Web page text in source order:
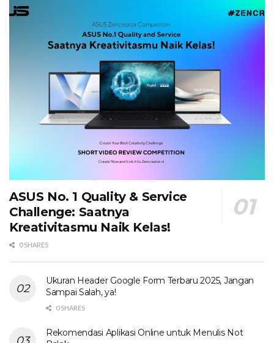
ASUS No. 1 Quality & Service
Challenge: Saatnya
Kreativitasmu Naik Kelas!
0 SHARES
Ukuran Header Google Form Terbaru 2025, Jangan
Sampai Salah, ya!
0 SHARES
Rekomendasi Aplikasi Online untuk Menulis Not